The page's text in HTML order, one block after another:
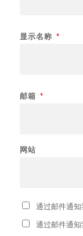
显示名称 *
邮箱 *
网站
通过邮件通
通过邮件通